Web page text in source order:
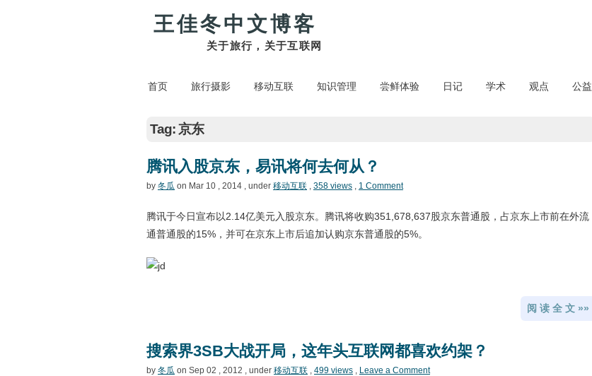
王佳冬中文博客
关于旅行，关于互联网
首页 旅行摄影 移动互联 知识管理 尝鲜体验 日记 学术 观点 公益
Tag: 京东
腾讯入股京东，易讯将何去何从？
by 冬瓜 on Mar 10 , 2014 , under 移动互联 , 358 views , 1 Comment
腾讯于今日宣布以2.14亿美元入股京东。腾讯将收购351,678,637股京东普通股，占京东上市前在外流
通普通股的15%，并可在京东上市后追加认购京东普通股的5%。
阅 读 全 文 »»
搜索界3SB大战开局，这年头互联网都喜欢约架？
by 冬瓜 on Sep 02 , 2012 , under 移动互联 , 499 views , Leave a Comment